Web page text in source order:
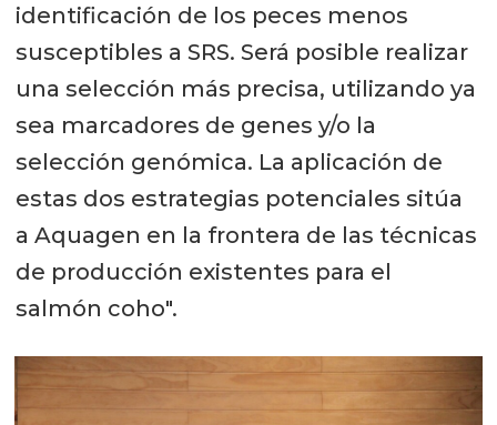
identificación de los peces menos
susceptibles a SRS. Será posible realizar
una selección más precisa, utilizando ya
sea marcadores de genes y/o la
selección genómica. La aplicación de
estas dos estrategias potenciales sitúa
a Aquagen en la frontera de las técnicas
de producción existentes para el
salmón coho".